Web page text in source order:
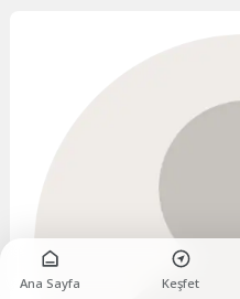
Ana Sayfa Keşfet